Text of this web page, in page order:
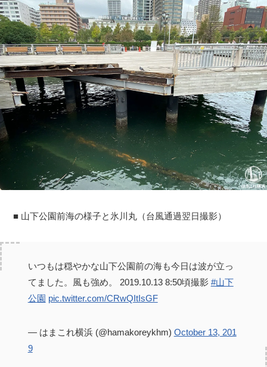
■ 山下公園前海の様子と氷川丸（台風通過翌日撮影）
いつもは穏やかな山下公園前の海も今日は波が立っ
てました。風も強め。 2019.10.13 8:50頃撮影 #山下
公園 pic.twitter.com/CRwQItIsGF
— はまこれ横浜 (@hamakoreykhm) October 13, 201
9